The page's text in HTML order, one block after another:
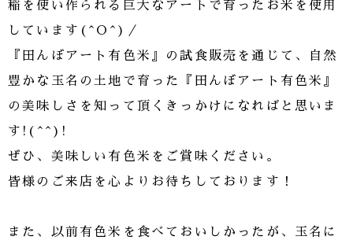
稲を使い作られる巨大なアートで育ったお米を使用
しています(^O^)／
『田んぼアート有色米』の試食販売を通じて、自然
豊かな玉名の土地で育った『田んぼアート有色米』
の美味しさを知って頂くきっかけになればと思いま
す!(^^)!
ぜひ、美味しい有色米をご賞味ください。
皆様のご来店を心よりお待ちしております！
また、以前有色米を食べておいしかったが、玉名に